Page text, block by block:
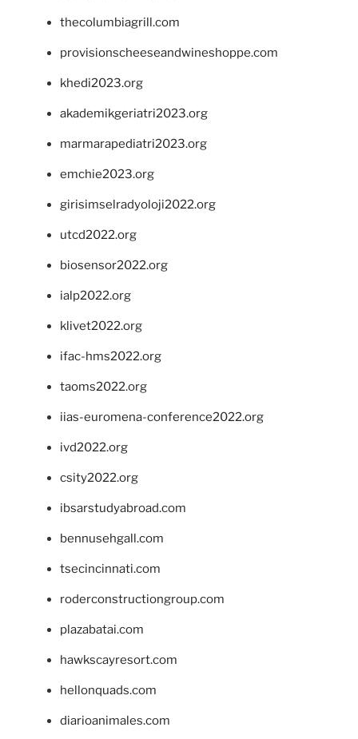
thecolumbiagrill.com
provisionscheeseandwineshoppe.com
khedi2023.org
akademikgeriatri2023.org
marmarapediatri2023.org
emchie2023.org
girisimselradyoloji2022.org
utcd2022.org
biosensor2022.org
ialp2022.org
klivet2022.org
ifac-hms2022.org
taoms2022.org
iias-euromena-conference2022.org
ivd2022.org
csity2022.org
ibsarstudyabroad.com
bennusehgall.com
tsecincinnati.com
roderconstructiongroup.com
plazabatai.com
hawkscayresort.com
hellonquads.com
diarioanimales.com